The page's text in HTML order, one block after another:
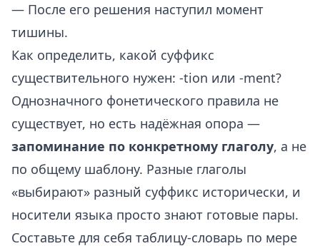
— После его решения наступил момент
тишины.
Как определить, какой суффикс
существительного нужен: -tion или -ment?
Однозначного фонетического правила не
существует, но есть надёжная опора —
запоминание по конкретному глаголу, а не
по общему шаблону. Разные глаголы
«выбирают» разный суффикс исторически, и
носители языка просто знают готовые пары.
Составьте для себя таблицу-словарь по мере